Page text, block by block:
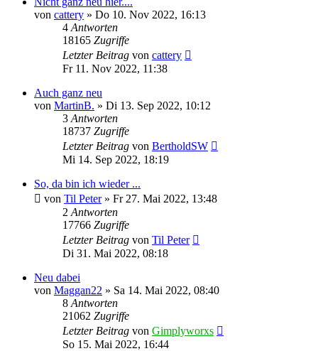
von cattery » Do 10. Nov 2022, 16:13
4 Antworten
18165 Zugriffe
Letzter Beitrag von cattery
Fr 11. Nov 2022, 11:38
Auch ganz neu
von MartinB. » Di 13. Sep 2022, 10:12
3 Antworten
18737 Zugriffe
Letzter Beitrag von BertholdSW
Mi 14. Sep 2022, 18:19
So, da bin ich wieder ...
von Til Peter» Fr 27. Mai 2022, 13:48
2 Antworten
17766 Zugriffe
Letzter Beitrag von Til Peter
Di 31. Mai 2022, 08:18
Neu dabei
von Maggan22 » Sa 14. Mai 2022, 08:40
8 Antworten
21062 Zugriffe
Letzter Beitrag von Gimplyworxs
So 15. Mai 2022, 16:44